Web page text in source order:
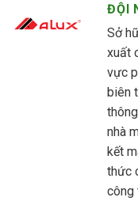
ĐỘI
Sở
xuất
vực
biên
nhà
kết
thức
công